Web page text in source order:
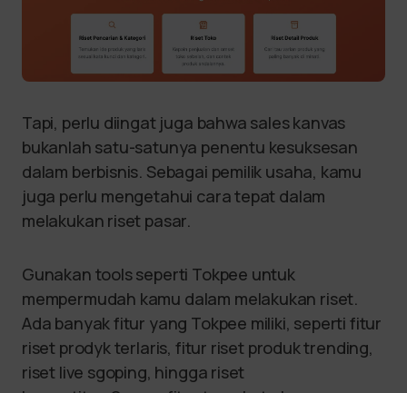
Tapi, perlu diingat juga bahwa sales kanvas
bukanlah satu-satunya penentu kesuksesan
dalam berbisnis. Sebagai pemilik usaha, kamu
juga perlu mengetahui cara tepat dalam
melakukan riset pasar.
Gunakan tools seperti Tokpee untuk
mempermudah kamu dalam melakukan riset.
Ada banyak fitur yang Tokpee miliki, seperti fitur
riset prodyk terlaris, fitur riset produk trending,
riset live sgoping, hingga riset